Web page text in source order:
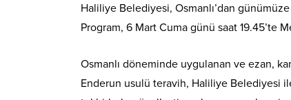
Haliliye Belediyesi, Osmanlı’dan
Program, 6 Mart Cuma günü saat 19.45’te
Osmanlı döneminde uygulanan ve ezan,
Enderun usulü teravih, Haliliye Belediyesi